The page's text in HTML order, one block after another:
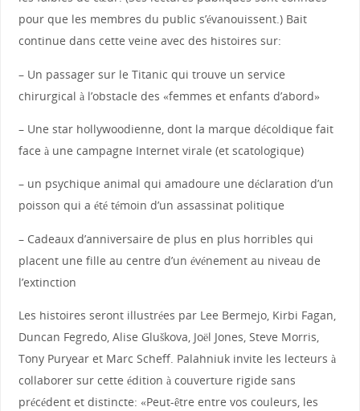
pour que les membres du public s’évanouissent.) Bait
continue dans cette veine avec des histoires sur:
– Un passager sur le Titanic qui trouve un service
chirurgical à l’obstacle des «femmes et enfants d’abord»
– Une star hollywoodienne, dont la marque décoldique fait
face à une campagne Internet virale (et scatologique)
– un psychique animal qui amadoure une déclaration d’un
poisson qui a été témoin d’un assassinat politique
– Cadeaux d’anniversaire de plus en plus horribles qui
placent une fille au centre d’un événement au niveau de
l’extinction
Les histoires seront illustrées par Lee Bermejo, Kirbi Fagan,
Duncan Fegredo, Alise Gluškova, Joël Jones, Steve Morris,
Tony Puryear et Marc Scheff. Palahniuk invite les lecteurs à
collaborer sur cette édition à couverture rigide sans
précédent et distincte: «Peut-être entre vos couleurs, les